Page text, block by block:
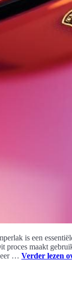
is een
proces maakt
… Verder lezen